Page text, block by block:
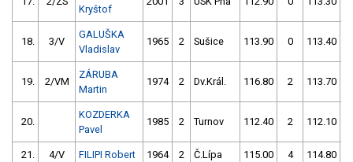
Kryštof
18. 3/V
GALUŠKA
Vladislav
1965 2 Sušice 113.90 0 113.40
19. 2/VM
ZÁRUBA
Martin
1974 2 Dv.Král. 116.80 2 113.70
20.
KOZDERKA
Pavel
1985 2 Turnov 112.40 2 112.10
21. 4/V FILIPI Robert 1964 2 Č.Lípa 115.00 4 114.80